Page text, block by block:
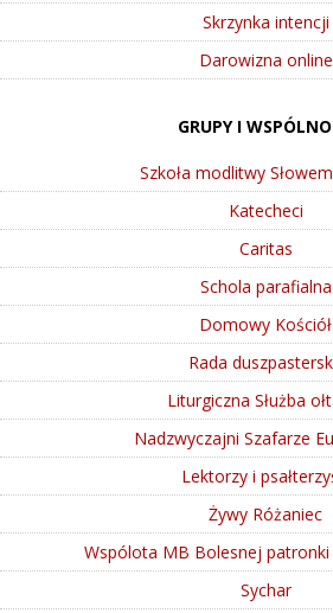
Skrzynka intencji
Darowizna online
GRUPY I
Szkoła modlitwy
Katecheci
Caritas
Schola parafialna
Domowy Kościół
Rada
Liturgiczna Służba
Nadzwyczajni Szafarze
Lektorzy i
Żywy Różaniec
Wspólota MB Bolesnej
Sychar